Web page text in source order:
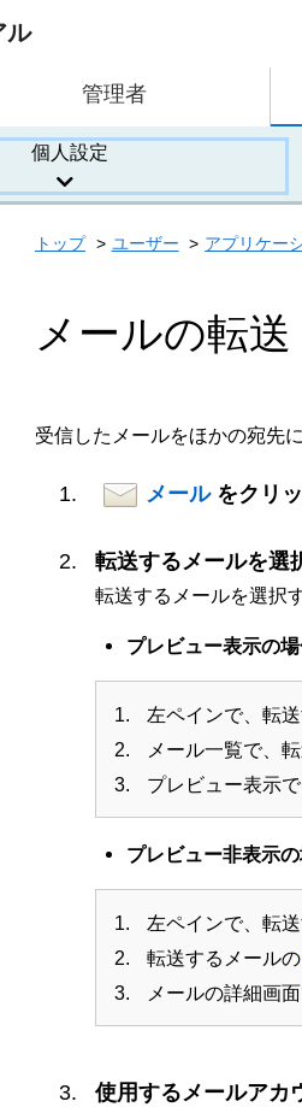
ル
管理者
個人設定
トップ ユーザー アプリケー
メールの転送
受信したメールをほかの宛先
メール をクリ
転送するメールを選
転送するメールを選択
プレビュー表示の
左ペインで、転
メール一覧で、
プレビュー表示で
プレビュー非表示
左ペインで、転
転送するメールの
メールの詳細画面
使用するメールアカ